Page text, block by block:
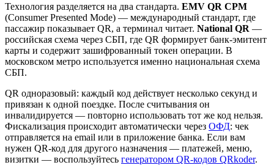
Технология разделяется на два стандарта. EMV QR CPM
(Consumer Presented Mode) — международный стандарт, где
пассажир показывает QR, а терминал читает. National QR —
российская схема через СБП, где QR формирует банк-эмитент
карты и содержит зашифрованный токен операции. В
московском метро используется именно национальная схема
СБП.
QR одноразовый: каждый код действует несколько секунд и
привязан к одной поездке. После считывания он
инвалидируется — повторно использовать тот же код нельзя.
Фискализация происходит автоматически через ОФД: чек
отправляется на email или в приложение банка. Если вам
нужен QR-код для другого назначения — платежей, меню,
визитки — воспользуйтесь генератором QR-кодов QRkoder.